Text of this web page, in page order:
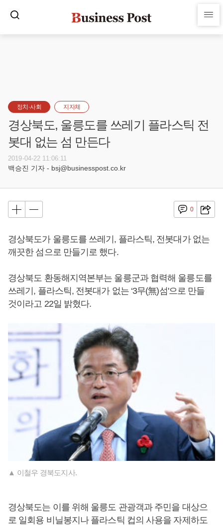
정치·사회 지자체
경상북도, 울릉도를 쓰레기 플라스틱 전
봇대 없는 섬 만든다
2019-04-22 11:06:11
백승진 기자 - bsj@businesspost.co.kr
0
경상북도가 울릉도를 쓰레기, 플라스틱, 전봇대가 없는
깨끗한 섬으로 만들기로 했다.
경상북도 환동해지역본부는 울릉군과 협력해 울릉도를
쓰레기, 플라스틱, 전봇대가 없는 ‘3무(無)섬'으로 만들
것이라고 22일 밝혔다.
▲ 이철우 경북도지사.
경상북도는 이를 위해 울릉도 관광객과 주민을 대상으
로 일회용 비닐봉지나 플라스틱 컵의 사용을 자제하도